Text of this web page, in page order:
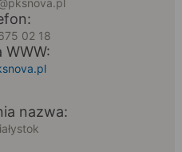
02 18
WWW:
nazwa: